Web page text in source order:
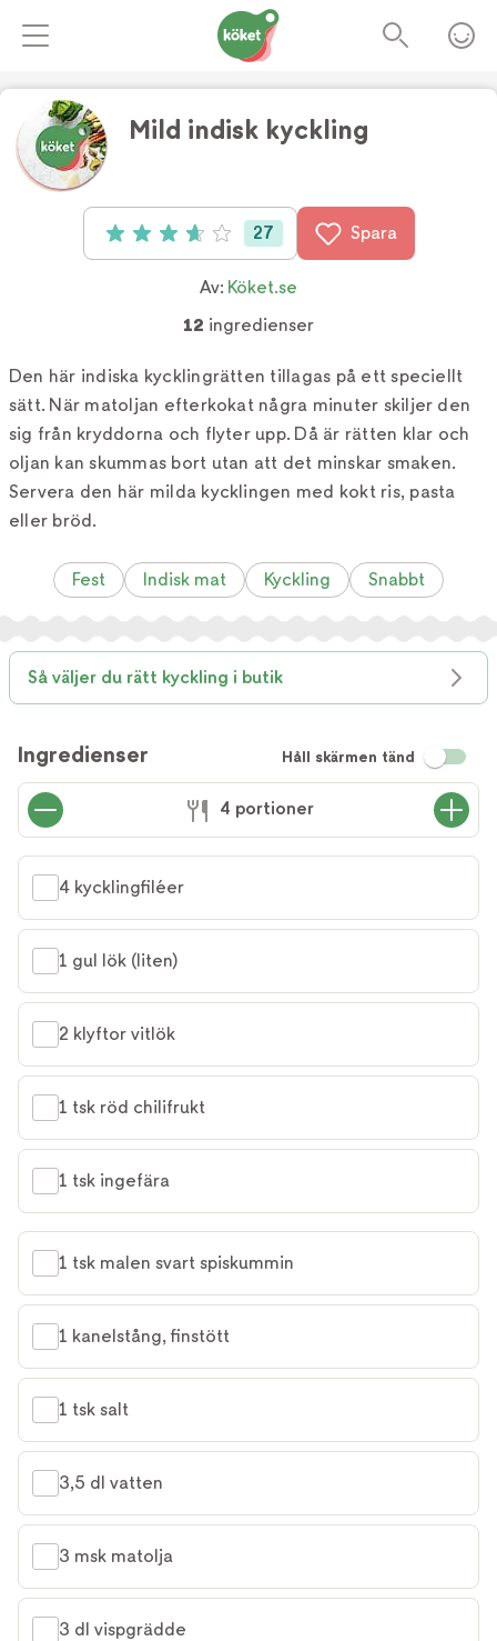
Mild indisk kyckling
Betyg: 3.7 av 5 (27 röster)
27 Spara
Av: Köket.se
12 ingredienser
Den här indiska kycklingrätten tillagas på ett speciellt
sätt. När matoljan efterkokat några minuter skiljer den
sig från kryddorna och flyter upp. Då är rätten klar och
oljan kan skummas bort utan att det minskar smaken.
Servera den här milda kycklingen med kokt ris, pasta
eller bröd.
Fest Indisk mat Kyckling Snabbt
Så väljer du rätt kyckling i butik
Ingredienser Håll skärmen tänd
4 portioner
4 kycklingfiléer
1 gul lök (liten)
2 klyftor vitlök
1 tsk röd chilifrukt
1 tsk ingefära
1 tsk malen svart spiskummin
1 kanelstång, finstött
1 tsk salt
3,5 dl vatten
3 msk matolja
3 dl vispgrädde